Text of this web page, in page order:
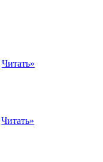
Читать»
Читать»